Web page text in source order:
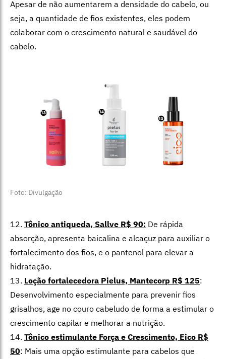
Apesar de não aumentarem a densidade do cabelo, ou
seja, a quantidade de fios existentes, eles podem
colaborar com o crescimento natural e saudável do
cabelo.
Foto: Divulgação
12. Tônico antiqueda, Sallve R$ 90: De rápida
absorção, apresenta baicalina e alcaçuz para auxiliar o
fortalecimento dos fios, e o pantenol para elevar a
hidratação.
13. Loção fortalecedora Pielus, Mantecorp R$ 125:
Desenvolvimento especialmente para prevenir fios
grisalhos, age no couro cabeludo de forma a estimular o
crescimento capilar e melhorar a nutrição.
14. Tônico estimulante Força e Crescimento, Eico R$
50: Mais uma opção estimulante para cabelos que